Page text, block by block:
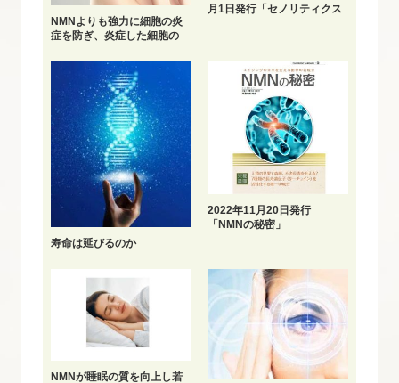
NMNよりも強力に細胞の炎
症を防ぎ、炎症した細胞の
月1日発行「セノリティクス
寿命は延びるのか
2022年11月20日発行
「NMNの秘密」
NMNが睡眠の質を向上し若